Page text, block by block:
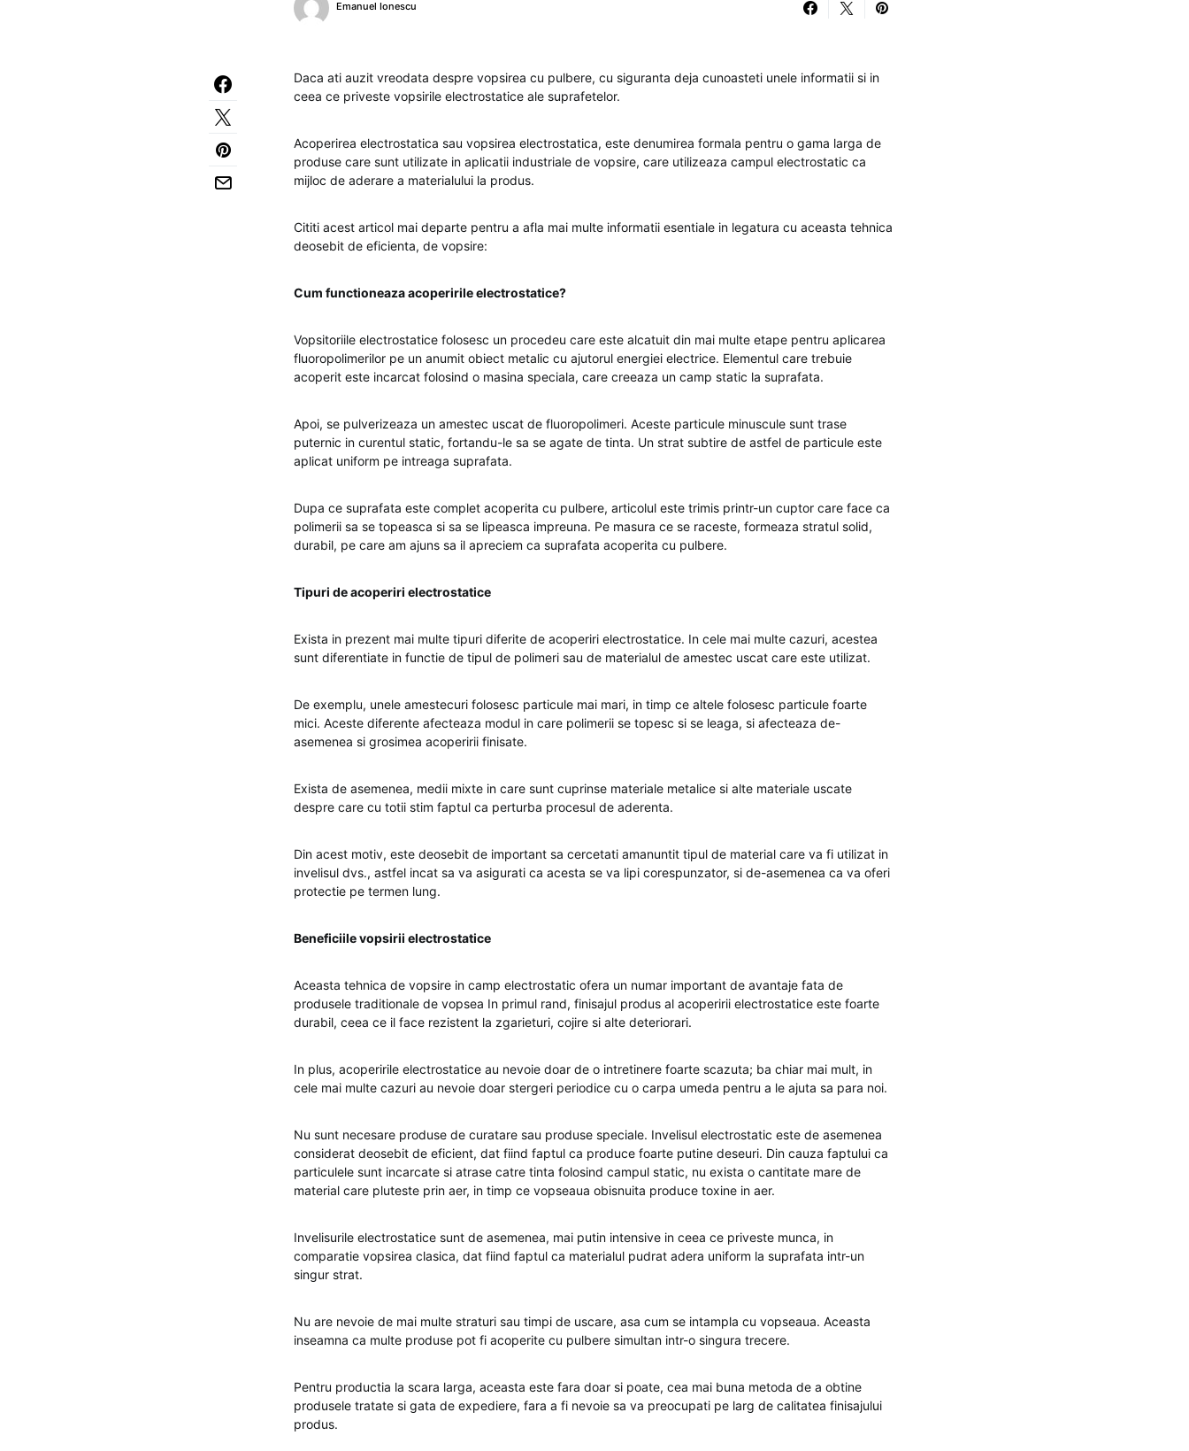
Emanuel Ionescu
Daca ati auzit vreodata despre vopsirea cu pulbere, cu siguranta deja cunoasteti unele informatii si in
ceea ce priveste vopsirile electrostatice ale suprafetelor.
Acoperirea electrostatica sau vopsirea electrostatica, este denumirea formala pentru o gama larga de
produse care sunt utilizate in aplicatii industriale de vopsire, care utilizeaza campul electrostatic ca
mijloc de aderare a materialului la produs.
Cititi acest articol mai departe pentru a afla mai multe informatii esentiale in legatura cu aceasta tehnica
deosebit de eficienta, de vopsire:
Cum functioneaza acoperirile electrostatice?
Vopsitoriile electrostatice folosesc un procedeu care este alcatuit din mai multe etape pentru aplicarea
fluoropolimerilor pe un anumit obiect metalic cu ajutorul energiei electrice. Elementul care trebuie
acoperit este incarcat folosind o masina speciala, care creeaza un camp static la suprafata.
Apoi, se pulverizeaza un amestec uscat de fluoropolimeri. Aceste particule minuscule sunt trase
puternic in curentul static, fortandu-le sa se agate de tinta. Un strat subtire de astfel de particule este
aplicat uniform pe intreaga suprafata.
Dupa ce suprafata este complet acoperita cu pulbere, articolul este trimis printr-un cuptor care face ca
polimerii sa se topeasca si sa se lipeasca impreuna. Pe masura ce se raceste, formeaza stratul solid,
durabil, pe care am ajuns sa il apreciem ca suprafata acoperita cu pulbere.
Tipuri de acoperiri electrostatice
Exista in prezent mai multe tipuri diferite de acoperiri electrostatice. In cele mai multe cazuri, acestea
sunt diferentiate in functie de tipul de polimeri sau de materialul de amestec uscat care este utilizat.
De exemplu, unele amestecuri folosesc particule mai mari, in timp ce altele folosesc particule foarte
mici. Aceste diferente afecteaza modul in care polimerii se topesc si se leaga, si afecteaza de-
asemenea si grosimea acoperirii finisate.
Exista de asemenea, medii mixte in care sunt cuprinse materiale metalice si alte materiale uscate
despre care cu totii stim faptul ca perturba procesul de aderenta.
Din acest motiv, este deosebit de important sa cercetati amanuntit tipul de material care va fi utilizat in
invelisul dvs., astfel incat sa va asigurati ca acesta se va lipi corespunzator, si de-asemenea ca va oferi
protectie pe termen lung.
Beneficiile vopsirii electrostatice
Aceasta tehnica de vopsire in camp electrostatic ofera un numar important de avantaje fata de
produsele traditionale de vopsea In primul rand, finisajul produs al acoperirii electrostatice este foarte
durabil, ceea ce il face rezistent la zgarieturi, cojire si alte deteriorari.
In plus, acoperirile electrostatice au nevoie doar de o intretinere foarte scazuta; ba chiar mai mult, in
cele mai multe cazuri au nevoie doar stergeri periodice cu o carpa umeda pentru a le ajuta sa para noi.
Nu sunt necesare produse de curatare sau produse speciale. Invelisul electrostatic este de asemenea
considerat deosebit de eficient, dat fiind faptul ca produce foarte putine deseuri. Din cauza faptului ca
particulele sunt incarcate si atrase catre tinta folosind campul static, nu exista o cantitate mare de
material care pluteste prin aer, in timp ce vopseaua obisnuita produce toxine in aer.
Invelisurile electrostatice sunt de asemenea, mai putin intensive in ceea ce priveste munca, in
comparatie vopsirea clasica, dat fiind faptul ca materialul pudrat adera uniform la suprafata intr-un
singur strat.
Nu are nevoie de mai multe straturi sau timpi de uscare, asa cum se intampla cu vopseaua. Aceasta
inseamna ca multe produse pot fi acoperite cu pulbere simultan intr-o singura trecere.
Pentru productia la scara larga, aceasta este fara doar si poate, cea mai buna metoda de a obtine
produsele tratate si gata de expediere, fara a fi nevoie sa va preocupati pe larg de calitatea finisajului
produs.